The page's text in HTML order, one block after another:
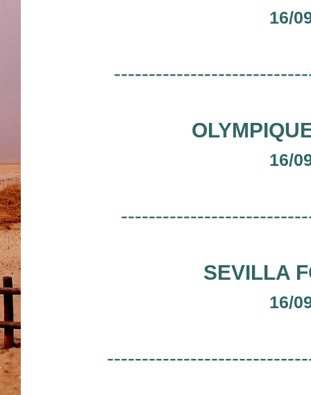
16/
16/
SEVILLA
16/